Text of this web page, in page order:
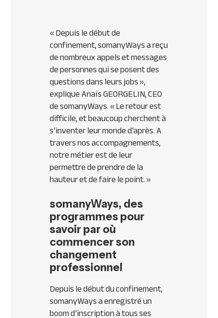
«Depuis le début de
confinement, somanyWays a reçu
de nombreux appels et messages
de personnes qui se posent des
questions dans leurs jobs »,
explique Anaïs GEORGELIN, CEO
de somanyWays.« Le retour est
difficile, et beaucoup cherchent à
s’inventer leur monde d’après. A
travers nos accompagnements,
notre métier est de leur
permettre de prendre de la
hauteur et de faire le point. »
somanyWays, des
programmes pour
savoir par où
commencer son
changement
professionnel
Depuis le début du confinement,
somanyWays a enregistré un
boom d’inscription à tous ses